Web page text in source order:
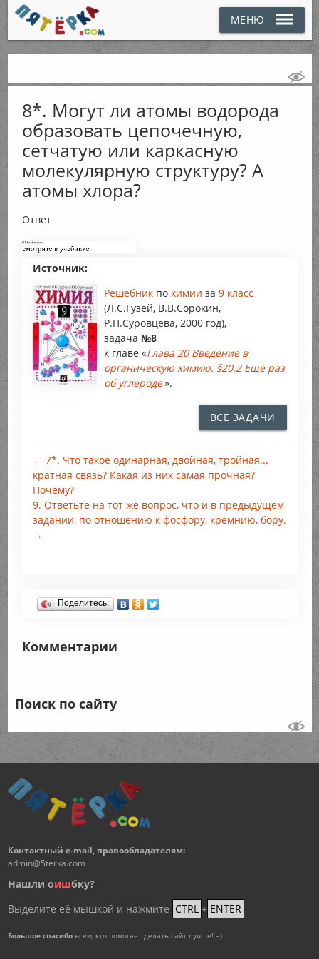
МЕНЮ
8*. Могут ли атомы водорода
образовать цепочечную,
сетчатую или каркасную
молекулярную структуру? А
атомы хлора?
Ответ
Источник:
Решебник по химии за 9 класс
(Л.С.Гузей, В.В.Сорокин,
Р.П.Суровцева, 2000 год),
задача №8
к главе «Глава 20 Введение в
органическую химию. §20.2 Ещё раз
об углероде».
ВСЕ ЗАДАЧИ
← 7*. Что такое одинарная, двойная, тройная...
кратная связь? Какая из них самая прочная?
Почему?
9. Ответьте на тот же вопрос, что и в предыдущем
задании, по отношению к фосфору, кремнию, бору.
→
Поделитесь:
Комментарии
Поиск по сайту
Контактный e-mail, правообладателям:
admin@5terka.com
Нашли оишбку?
Выделите её мышкой и нажмите CTRL + ENTER
Большое спасибовсем, кто помогает делать сайт лучше! =)